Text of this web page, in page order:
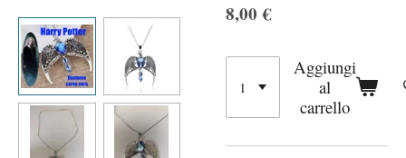
8,00 €
Aggiungi
al
carrello